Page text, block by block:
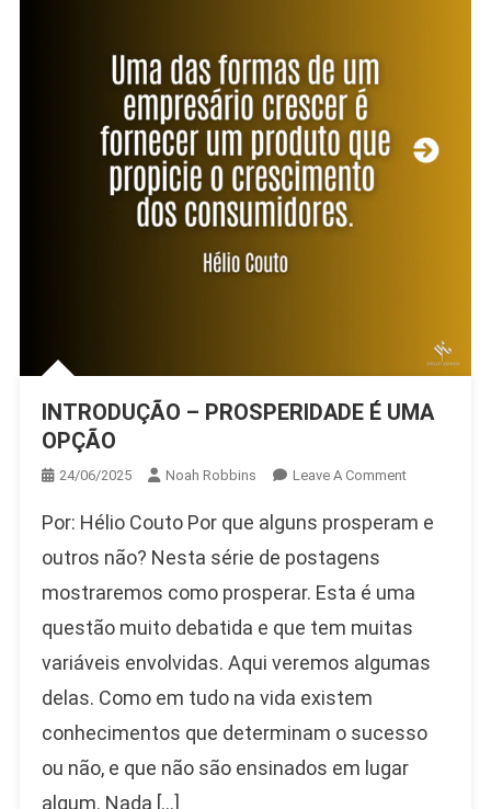
INTRODUÇÃO – PROSPERIDADE É UMA
OPÇÃO
24/06/2025 Noah Robbins Leave A CommentOn
–
UMA
OPÇÃO
Por: Hélio Couto Por que alguns prosperam e
outros não? Nesta série de postagens
mostraremos como prosperar. Esta é uma
questão muito debatida e que tem muitas
variáveis envolvidas. Aqui veremos algumas
delas. Como em tudo na vida existem
conhecimentos que determinam o sucesso
ou não, e que não são ensinados em lugar
algum. Nada […]